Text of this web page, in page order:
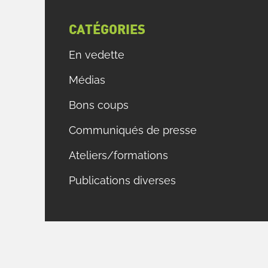
CATÉGORIES
En vedette
Médias
Bons coups
Communiqués de presse
Ateliers/formations
Publications diverses